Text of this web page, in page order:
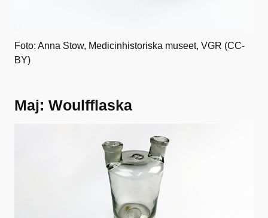
Foto: Anna Stow, Medicinhistoriska museet, VGR (CC-
BY)
Maj: Woulfflaska